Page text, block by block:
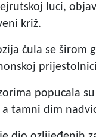
luci,
križ.
čula se širom
popucala
tamni dim